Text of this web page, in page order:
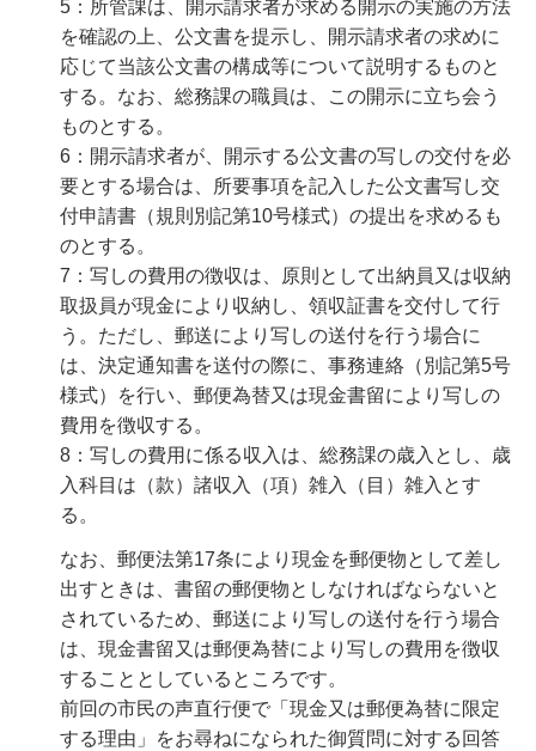
5：所管課は、開示請求者が求める開示の実施の方法
を確認の上、公文書を提示し、開示請求者の求めに
応じて当該公文書の構成等について説明するものと
する。なお、総務課の職員は、この開示に立ち会う
ものとする。
6：開示請求者が、開示する公文書の写しの交付を必
要とする場合は、所要事項を記入した公文書写し交
付申請書（規則別記第10号様式）の提出を求めるも
のとする。
7：写しの費用の徴収は、原則として出納員又は収納
取扱員が現金により収納し、領収証書を交付して行
う。ただし、郵送により写しの送付を行う場合に
は、決定通知書を送付の際に、事務連絡（別記第5号
様式）を行い、郵便為替又は現金書留により写しの
費用を徴収する。
8：写しの費用に係る収入は、総務課の歳入とし、歳
入科目は（款）諸収入（項）雑入（目）雑入とす
る。
なお、郵便法第17条により現金を郵便物として差し
出すときは、書留の郵便物としなければならないと
されているため、郵送により写しの送付を行う場合
は、現金書留又は郵便為替により写しの費用を徴収
することとしているところです。
前回の市民の声直行便で「現金又は郵便為替に限定
する理由」をお尋ねになられた御質問に対する回答